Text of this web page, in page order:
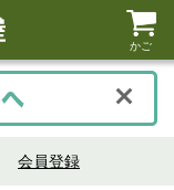
かご
会員登録